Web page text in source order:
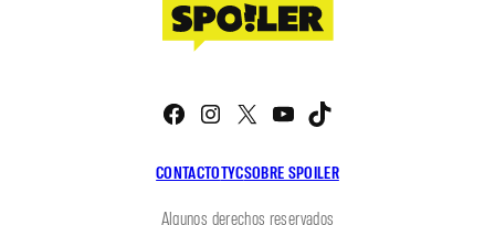
CONTACTOTYCSOBRE SPOILER
Facebook
Instagram
X YouTube
Algunos derechos reservados